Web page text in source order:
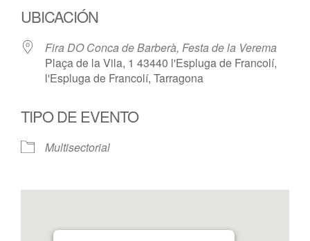
UBICACIÓN
Fira DO Conca de Barberà, Festa de la Verema
Plaça de la Vila, 1 43440 l'Espluga de Francolí,
l'Espluga de Francolí, Tarragona
TIPO DE EVENTO
Multisectorial